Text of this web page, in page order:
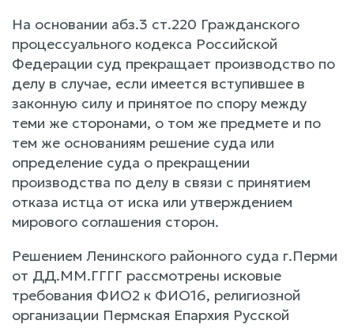
На основании абз.3 ст.220 Гражданского
процессуального кодекса Российской
Федерации суд прекращает производство по
делу в случае, если имеется вступившее в
законную силу и принятое по спору между
теми же сторонами, о том же предмете и по
тем же основаниям решение суда или
определение суда о прекращении
производства по делу в связи с принятием
отказа истца от иска или утверждением
мирового соглашения сторон.
Решением Ленинского районного суда г.Перми
от ДД.ММ.ГГГГ рассмотрены исковые
требования ФИО2 к ФИО16, религиозной
организации Пермская Епархия Русской